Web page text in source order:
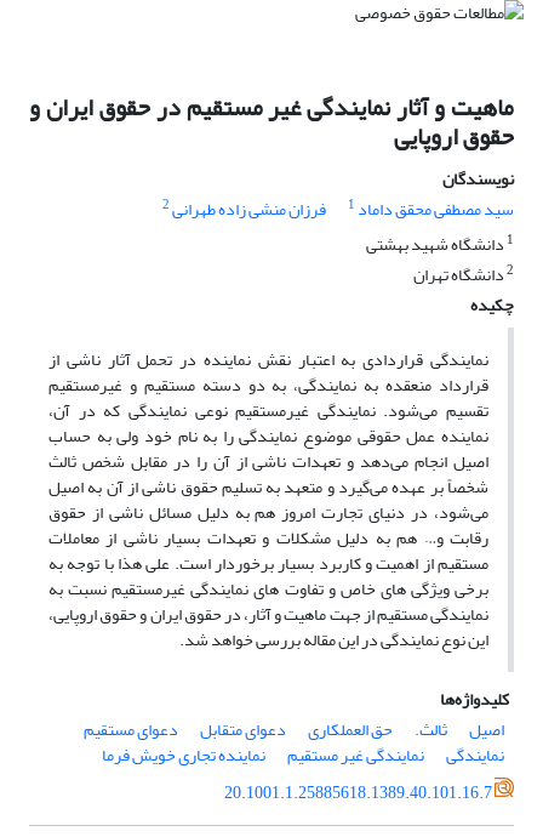
ماهیت و آثار نمایندگی غیر مستقیم در حقوق ایران و
حقوق اروپایی
نویسندگان
سید مصطفی محقق داماد 1 فرزان منشی زاده طهرانی2
1 دانشگاه شهید بهشتی
2دانشگاه تهران
چکیده
نمایندگی قراردادی به اعتبار نقش نماینده در تحمل آثار ناشی از
قرارداد منعقده به نمایندگی، به دو دسته مستقیم و غیرمستقیم
تقسیم می‌شود. نمایندگی غیرمستقیم نوعی نمایندگی که در آن،
نماینده عمل حقوقی موضوع نمایندگی را به نام خود ولی به حساب
اصیل انجام می‌دهد و تعهدات ناشی از آن را در مقابل شخص ثالث
شخصاً بر عهده می‌گیرد و متعهد به تسلیم حقوق ناشی از آن به اصیل
می‌شود، در دنیای تجارت امروز هم به دلیل مسائل ناشی از حقوق
رقابت و… هم به دلیل مشکلات و تعهدات بسیار ناشی از معاملات
مستقیم از اهمیت و کاربرد بسیار برخوردار است. علی هذا با توجه به
برخی ویژگی های خاص و تفاوت های نمایندگی غیرمستقیم نسبت به
نمایندگی مستقیم از جهت ماهیت و آثار، در حقوق ایران و حقوق اروپایی،
این نوع نمایندگی در این مقاله بررسی خواهد شد.
کلیدواژه‌ها
اصیل
ثالث. حق العملکاری دعوای متقابل دعوای مستقیم
نمایندگی نمایندگی غیر مستقیم
نماینده تجاری خویش فرما
20.1001.1.25885618.1389.40.101.16.7